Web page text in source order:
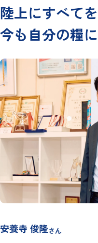
陸上にすべて
今も自分の糧
安養寺 俊隆さん